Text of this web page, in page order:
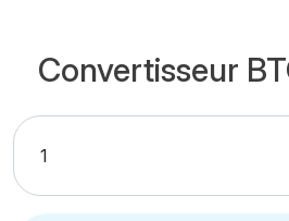
Convertisseur